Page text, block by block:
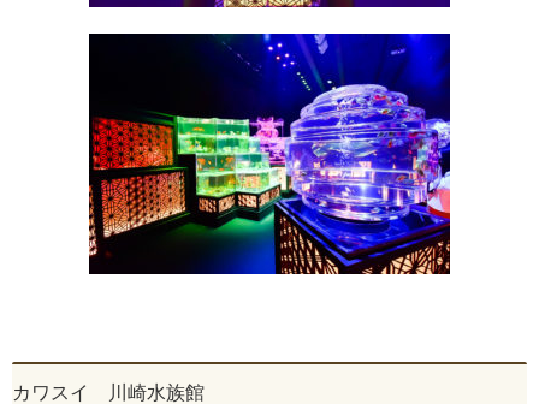
カワスイ 川崎水族館